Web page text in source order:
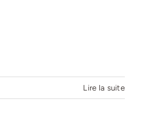
Lire la suite